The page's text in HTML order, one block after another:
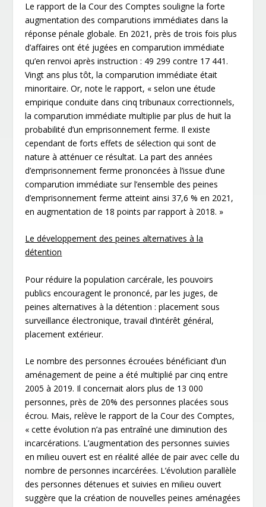
Le rapport de la Cour des Comptes souligne la forte
augmentation des comparutions immédiates dans la
réponse pénale globale. En 2021, près de trois fois plus
d’affaires ont été jugées en comparution immédiate
qu’en renvoi après instruction : 49 299 contre 17 441.
Vingt ans plus tôt, la comparution immédiate était
minoritaire. Or, note le rapport, « selon une étude
empirique conduite dans cinq tribunaux correctionnels,
la comparution immédiate multiplie par plus de huit la
probabilité d’un emprisonnement ferme. Il existe
cependant de forts effets de sélection qui sont de
nature à atténuer ce résultat. La part des années
d’emprisonnement ferme prononcées à l’issue d’une
comparution immédiate sur l’ensemble des peines
d’emprisonnement ferme atteint ainsi 37,6 % en 2021,
en augmentation de 18 points par rapport à 2018. »
Le développement des peines alternatives à la
détention
Pour réduire la population carcérale, les pouvoirs
publics encouragent le prononcé, par les juges, de
peines alternatives à la détention : placement sous
surveillance électronique, travail d’intérêt général,
placement extérieur.
Le nombre des personnes écrouées bénéficiant d’un
aménagement de peine a été multiplié par cinq entre
2005 à 2019. Il concernait alors plus de 13 000
personnes, près de 20% des personnes placées sous
écrou. Mais, relève le rapport de la Cour des Comptes,
« cette évolution n’a pas entraîné une diminution des
incarcérations. L’augmentation des personnes suivies
en milieu ouvert est en réalité allée de pair avec celle du
nombre de personnes incarcérées. L’évolution parallèle
des personnes détenues et suivies en milieu ouvert
suggère que la création de nouvelles peines aménagées